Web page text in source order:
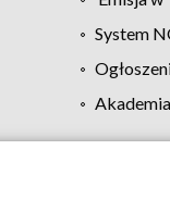
System